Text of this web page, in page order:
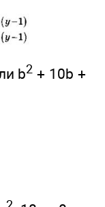
b2 + 10b +